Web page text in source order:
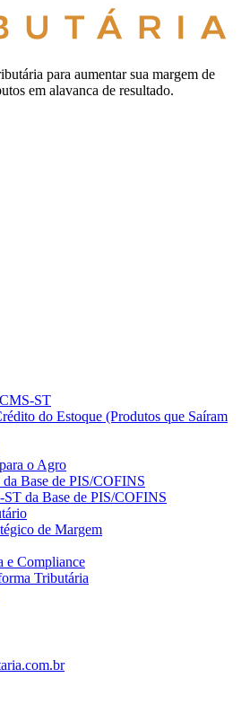
para aumentar sua margem de
em alavanca de resultado.
ST
do Estoque (Produtos que Saíram
o Agro
Base de PIS/COFINS
da Base de PIS/COFINS
de Margem
e Compliance
Tributária